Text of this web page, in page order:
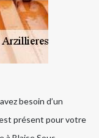
besoin d’un
présent pour votre